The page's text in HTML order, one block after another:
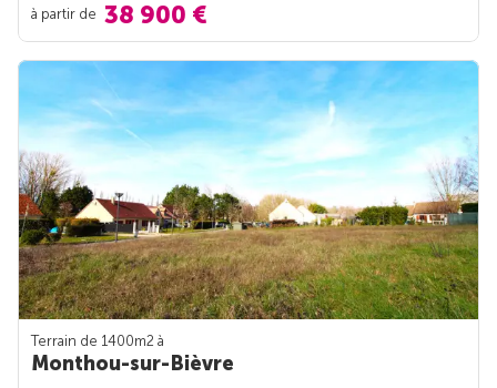
à partir de 38 900 €
Terrain de 1400m2 à
Monthou-sur-Bièvre